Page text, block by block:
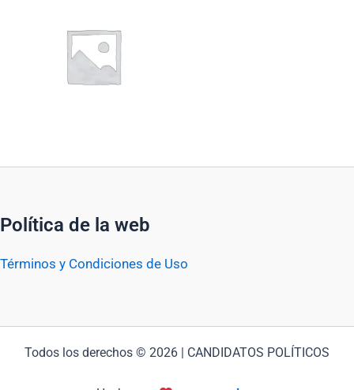
Política de la web
Términos y Condiciones de Uso
Todos los derechos © 2026 | CANDIDATOS POLÍTICOS